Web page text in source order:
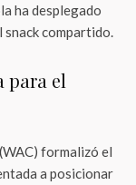
ha desplegado
snack compartido.
para el
formalizó el
a posicionar